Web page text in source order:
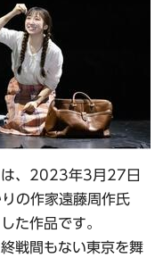
は、2023年3月27日
の作家遠藤周作氏
た作品です。
戦間もない東京を舞